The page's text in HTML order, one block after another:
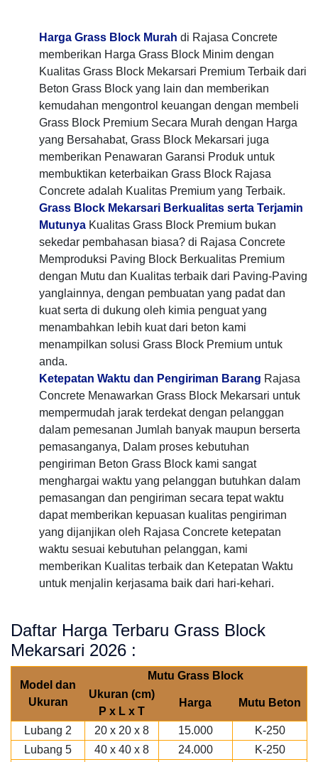
Harga Grass Block Murah di Rajasa Concrete
memberikan Harga Grass Block Minim dengan
Kualitas Grass Block Mekarsari Premium Terbaik dari
Beton Grass Block yang lain dan memberikan
kemudahan mengontrol keuangan dengan membeli
Grass Block Premium Secara Murah dengan Harga
yang Bersahabat, Grass Block Mekarsari juga
memberikan Penawaran Garansi Produk untuk
membuktikan keterbaikan Grass Block Rajasa
Concrete adalah Kualitas Premium yang Terbaik.
Grass Block Mekarsari Berkualitas serta Terjamin
Mutunya Kualitas Grass Block Premium bukan
sekedar pembahasan biasa? di Rajasa Concrete
Memproduksi Paving Block Berkualitas Premium
dengan Mutu dan Kualitas terbaik dari Paving-Paving
yanglainnya, dengan pembuatan yang padat dan
kuat serta di dukung oleh kimia penguat yang
menambahkan lebih kuat dari beton kami
menampilkan solusi Grass Block Premium untuk
anda.
Ketepatan Waktu dan Pengiriman Barang Rajasa
Concrete Menawarkan Grass Block Mekarsari untuk
mempermudah jarak terdekat dengan pelanggan
dalam pemesanan Jumlah banyak maupun berserta
pemasanganya, Dalam proses kebutuhan
pengiriman Beton Grass Block kami sangat
menghargai waktu yang pelanggan butuhkan dalam
pemasangan dan pengiriman secara tepat waktu
dapat memberikan kepuasan kualitas pengiriman
yang dijanjikan oleh Rajasa Concrete ketepatan
waktu sesuai kebutuhan pelanggan, kami
memberikan Kualitas terbaik dan Ketepatan Waktu
untuk menjalin kerjasama baik dari hari-kehari.
Daftar Harga Terbaru Grass Block
Mekarsari 2026 :
Model dan
Ukuran
Mutu Grass Block
Ukuran (cm)
P x L x T
Harga Mutu Beton
Lubang 2 20 x 20 x 8 15.000
K-250
Lubang 5
40 x 40 x 8 24.000 K-250